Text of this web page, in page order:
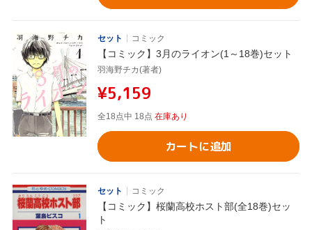
セット コミック
【コミック】3月のライオン(1～18巻)セット
羽海野チカ(著者)
¥5,159
全18点中 18点 在庫あり
カートに追加
セット コミック
【コミック】桜蘭高校ホスト部(全18巻)セッ
ト